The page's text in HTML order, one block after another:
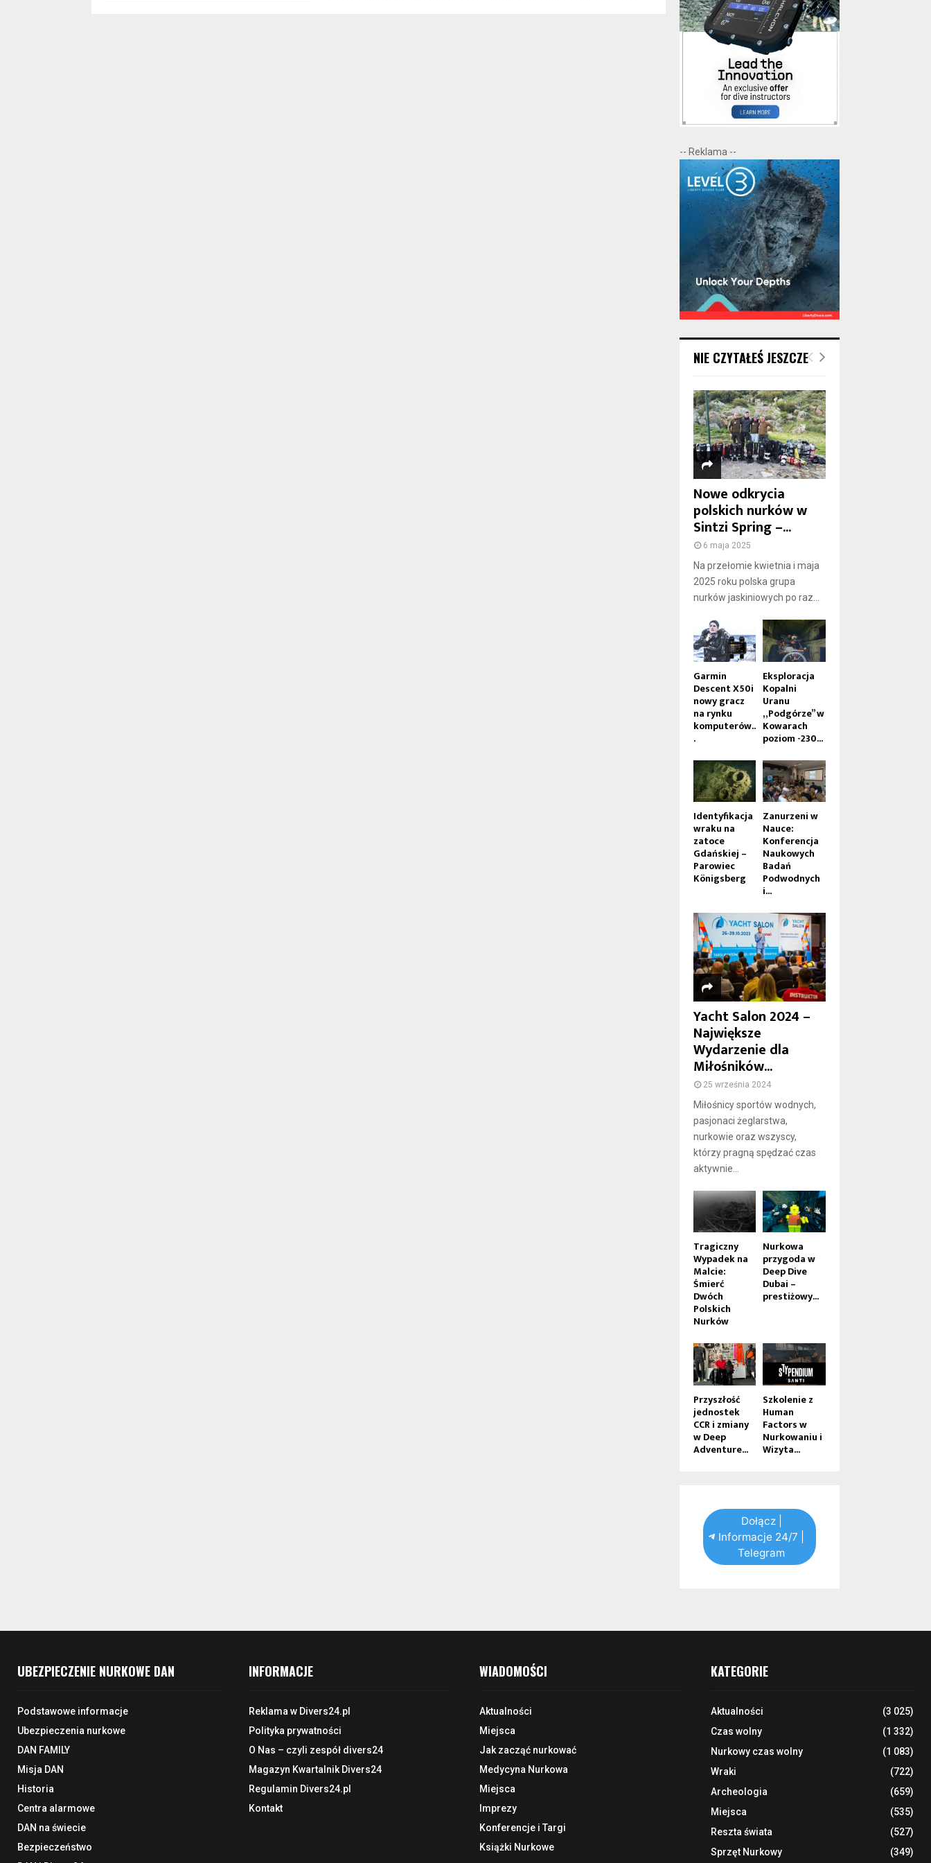
-- Reklama --
NIE CZYTAŁEŚ JESZCZE
Nowe odkrycia
polskich nurków w
Sintzi Spring –...
6 maja 2025
Na przełomie kwietnia i maja
2025 roku polska grupa
nurków jaskiniowych po raz...
Garmin
Descent X50i
nowy gracz
na rynku
komputerów..
.
Eksploracja
Kopalni
Uranu
„Podgórze” w
Kowarach
poziom -230...
Identyfikacja
wraku na
zatoce
Gdańskiej –
Parowiec
Königsberg
Zanurzeni w
Nauce:
Konferencja
Naukowych
Badań
Podwodnych
i...
Yacht Salon 2024 –
Największe
Wydarzenie dla
Miłośników...
25 września 2024
Miłośnicy sportów wodnych,
pasjonaci żeglarstwa,
nurkowie oraz wszyscy,
którzy pragną spędzać czas
aktywnie...
Tragiczny
Wypadek na
Malcie:
Śmierć
Dwóch
Polskich
Nurków
Nurkowa
przygoda w
Deep Dive
Dubai –
prestiżowy...
Przyszłość
jednostek
CCR i zmiany
w Deep
Adventure...
Szkolenie z
Human
Factors w
Nurkowaniu i
Wizyta...
Dołącz |
Informacje 24/7 |
Telegram
UBEZPIECZENIE NURKOWE DAN
Podstawowe informacje
Ubezpieczenia nurkowe
DAN FAMILY
Misja DAN
Historia
Centra alarmowe
DAN na świecie
Bezpieczeństwo
INFORMACJE
Reklama w Divers24.pl
Polityka prywatności
O Nas – czyli zespół divers24
Magazyn Kwartalnik Divers24
Regulamin Divers24.pl
Kontakt
WIADOMOŚCI
Aktualności
Miejsca
Jak zacząć nurkować
Medycyna Nurkowa
Miejsca
Imprezy
Konferencje i Targi
Książki Nurkowe
KATEGORIE
Aktualności
(3 025)
Czas wolny
(1 332)
Nurkowy czas wolny
(1 083)
Wraki
(722)
Archeologia
(659)
Miejsca
(535)
Reszta świata
(527)
Sprzęt Nurkowy
(349)